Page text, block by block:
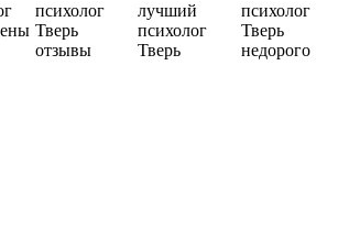
психолог
Тверь
отзывы
лучший
психолог
Тверь
психолог
Тверь
недорого